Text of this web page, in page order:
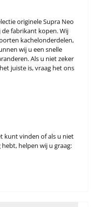
originele Supra Neo
fabrikant kopen. Wij
kachelonderdelen,
wij u een snelle
Als u niet zeker
juiste is, vraag het ons
kunt vinden of als u niet
helpen wij u graag: